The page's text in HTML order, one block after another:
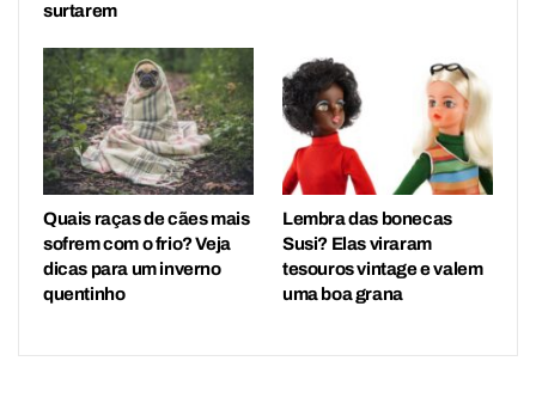
surtarem
Quais raças de cães mais
sofrem com o frio? Veja
dicas para um inverno
quentinho
Lembra das bonecas
Susi? Elas viraram
tesouros vintage e valem
uma boa grana